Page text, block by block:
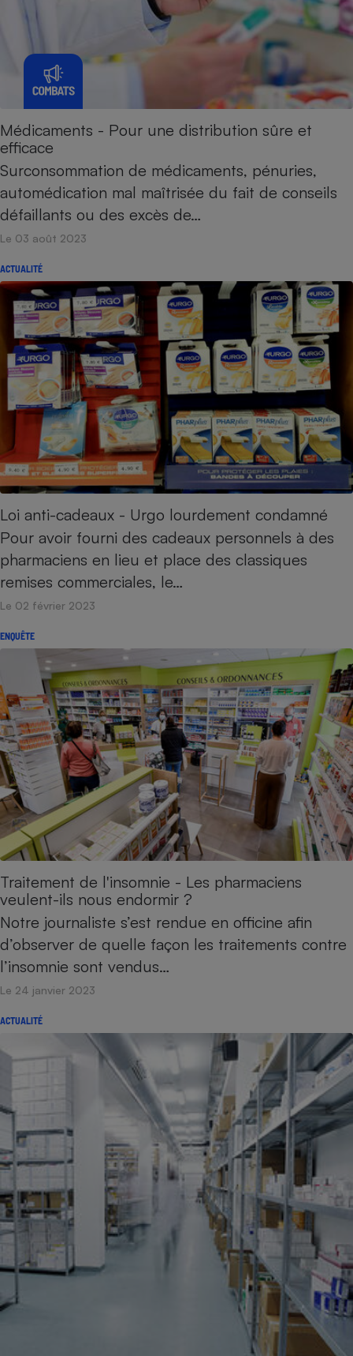
Médicaments - Pour une distribution sûre et
efficace
Surconsommation de médicaments, pénuries,
automédication mal maîtrisée du fait de conseils
défaillants ou des excès de…
Le 03 août 2023
ACTUALITÉ
Loi anti-cadeaux - Urgo lourdement condamné
Pour avoir fourni des cadeaux personnels à des
pharmaciens en lieu et place des classiques
remises commerciales, le…
Le 02 février 2023
ENQUÊTE
Traitement de l'insomnie - Les pharmaciens
veulent-ils nous endormir ?
Notre journaliste s’est rendue en officine afin
d’observer de quelle façon les traitements contre
l’insomnie sont vendus…
Le 24 janvier 2023
ACTUALITÉ